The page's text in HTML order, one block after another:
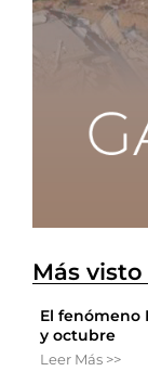
Más visto
El fenómeno
y octubre
Leer Más >>